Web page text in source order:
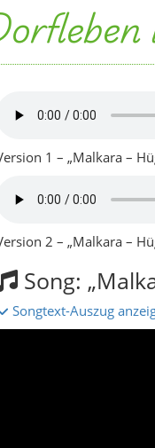
Song:
Malkara ist der weite,
lässt.